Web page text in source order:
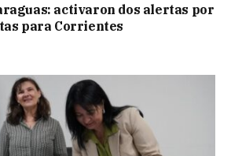
activaron dos alertas por
para Corrientes